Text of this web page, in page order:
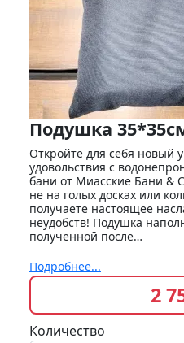
Подушка
Откройте для себя новый
удовольствия с
бани от Миасские Бани &
не на голых досках или
получаете настоящее
неудобств! Подушка
полученной после…
Подробнее...
2
Количество